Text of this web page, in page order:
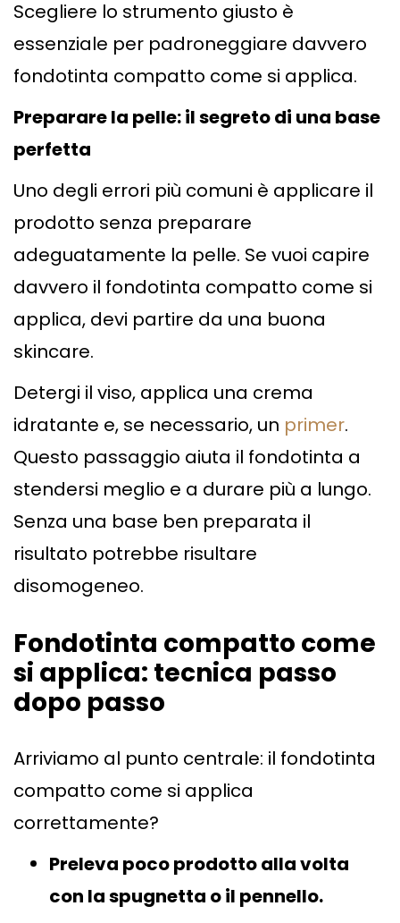
Scegliere lo strumento giusto è
essenziale per padroneggiare davvero
fondotinta compatto come si applica.
Preparare la pelle: il segreto di una base
perfetta
Uno degli errori più comuni è applicare il
prodotto senza preparare
adeguatamente la pelle. Se vuoi capire
davvero il fondotinta compatto come si
applica, devi partire da una buona
skincare.
Detergi il viso, applica una crema
idratante e, se necessario, un primer.
Questo passaggio aiuta il fondotinta a
stendersi meglio e a durare più a lungo.
Senza una base ben preparata il
risultato potrebbe risultare
disomogeneo.
Fondotinta compatto come
si applica: tecnica passo
dopo passo
Arriviamo al punto centrale: il fondotinta
compatto come si applica
correttamente?
Preleva poco prodotto alla volta
con la spugnetta o il pennello.